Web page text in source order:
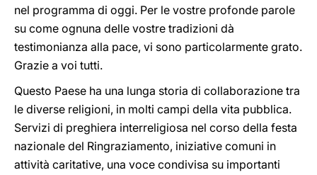
nel programma di oggi. Per le vostre profonde parole
su come ognuna delle vostre tradizioni dà
testimonianza alla pace, vi sono particolarmente grato.
Grazie a voi tutti.
Questo Paese ha una lunga storia di collaborazione tra
le diverse religioni, in molti campi della vita pubblica.
Servizi di preghiera interreligiosa nel corso della festa
nazionale del Ringraziamento, iniziative comuni in
attività caritative, una voce condivisa su importanti